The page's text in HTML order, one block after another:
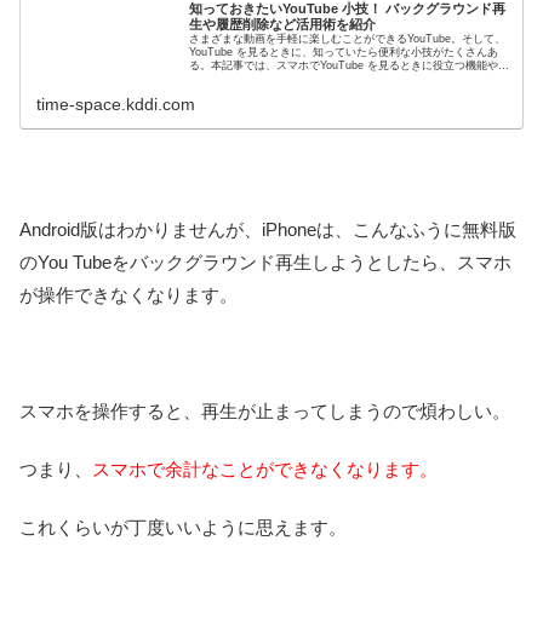
知っておきたいYouTube 小技！ バックグラウンド再
生や履歴削除など活用術を紹介
さまざまな動画を手軽に楽しむことができるYouTube。そして、
YouTube を見るときに、知っていたら便利な小技がたくさんあ
る。本記事では、スマホでYouTube を見るときに役立つ機能やテ
time-space.kddi.com
Android版はわかりませんが、iPhoneは、こんなふうに無料版
のYou Tubeをバックグラウンド再生しようとしたら、スマホ
が操作できなくなります。
スマホを操作すると、再生が止まってしまうので煩わしい。
つまり、 スマホで余計なことができなくなります。
これくらいが丁度いいように思えます。